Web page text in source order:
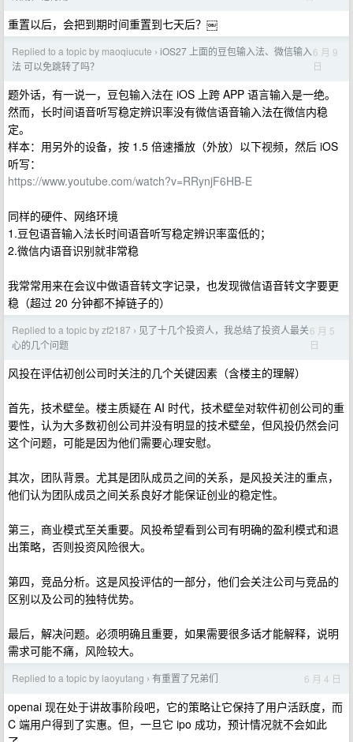
重置以后，会把到期时间重置到七天后？￼
Replied to a topic by maoqiucute › iOS27 上面的豆包输入法、微信输入
法 可以免跳转了吗？
6 月 9
日
题外话，有一说一，豆包输入法在 iOS 上跨 APP 语言输入是一绝。
然而，长时间语音听写稳定辨识率没有微信语音输入法在微信内稳
定。
样本：用另外的设备，按 1.5 倍速播放（外放）以下视频，然后 iOS
听写：
https://www.youtube.com/watch?v=RRynjF6HB-E
同样的硬件、网络环境
1.豆包语音输入法长时间语音听写稳定辨识率蛮低的；
2.微信内语音识别就非常稳
我常常用来在会议中做语音转文字记录，也发现微信语音转文字要更
稳（超过 20 分钟都不掉链子的）
Replied to a topic by zf2187 › 见了十几个投资人，我总结了投资人最关
心的几个问题
6 月 5
日
风投在评估初创公司时关注的几个关键因素（含楼主的理解）
首先，技术壁垒。楼主质疑在 AI 时代，技术壁垒对软件初创公司的重
要性，认为大多数初创公司并没有明显的技术壁垒，但风投仍然会问
这个问题，可能是因为他们需要心理安慰。
其次，团队背景。尤其是团队成员之间的关系，是风投关注的重点，
他们认为团队成员之间关系良好才能保证创业的稳定性。
第三，商业模式至关重要。风投希望看到公司有明确的盈利模式和退
出策略，否则投资风险很大。
第四，竞品分析。这是风投评估的一部分，他们会关注公司与竞品的
区别以及公司的独特优势。
最后，解决问题。必须明确且重要，如果需要很多话才能解释，说明
需求可能不痛，风险较大。
Replied to a topic by laoyutang › 有重置了兄弟们 6 月 4 日
openai 现在处于讲故事阶段吧，它的策略让它保持了用户活跃度，而
C 端用户得到了实惠。但，一旦它 ipo 成功，预计情况就不会如此